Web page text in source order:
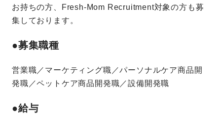
お持ちの方、Fresh-Mom Recruitment対象の方も募
集しております。
●募集職種
営業職／マーケティング職／パーソナルケア商品開
発職／ペットケア商品開発職／設備開発職
●給与